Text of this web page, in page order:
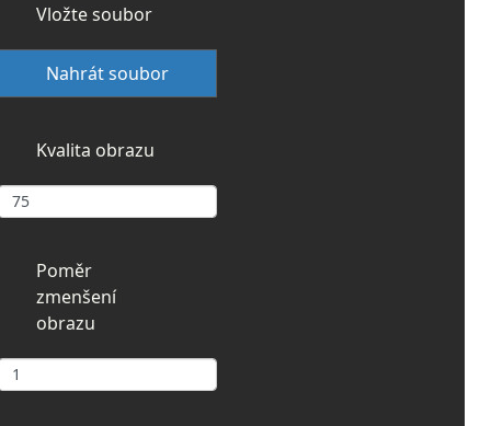
Vložte soubor
Nahrát soubor
Kvalita obrazu
Poměr
zmenšení
obrazu